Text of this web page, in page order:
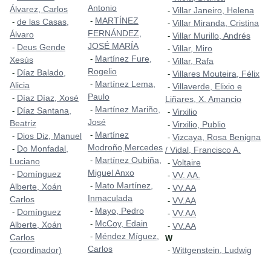
Álvarez, Carlos
- de las Casas,
Álvaro
- Deus Gende
Xesús
- Díaz Balado,
Alicia
- Díaz Díaz, Xosé
- Díaz Santana,
Beatriz
- Dios Diz, Manuel
- Do Monfadal,
Luciano
- Domínguez
Alberte, Xoán
Carlos
- Domínguez
Alberte, Xoán
Carlos
(coordinador)
Antonio
- MARTÍNEZ
FERNÁNDEZ,
JOSÉ MARÍA
- Martínez Fure,
Rogelio
- Martínez Lema,
Paulo
- Martínez Mariño,
José
- Martínez
Modroño,Mercedes
- Martínez Oubiña,
Miguel Anxo
- Mato Martínez,
Inmaculada
- Mayo, Pedro
- McCoy, Edain
- Méndez Míguez,
Carlos
- Villar Janeiro, Helena
- Villar Miranda, Cristina
- Villar Murillo, Andrés
- Villar, Miro
- Villar, Rafa
- Villares Mouteira, Félix
- Villaverde, Elixio e
Liñares, X. Amancio
- Virxilio
- Virxilio, Publio
- Vizcaya, Rosa Benigna
/ Vidal, Francisco A.
- Voltaire
- VV. AA.
- VV.AA
- VV.AA
- VV.AA
- VV.AA
W
- Wittgenstein, Ludwig